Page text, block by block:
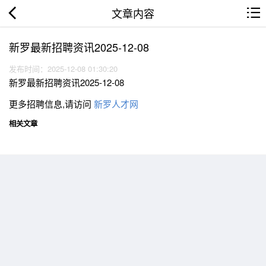
文章内容
新罗最新招聘资讯2025-12-08
发布时间：2025-12-08 01:30:20
新罗最新招聘资讯2025-12-08
更多招聘信息,请访问 新罗人才网
相关文章